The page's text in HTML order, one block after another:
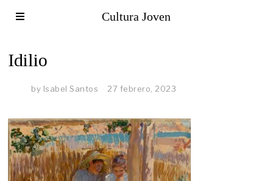
Cultura Joven
Idilio
by Isabel Santos 27 febrero, 2023